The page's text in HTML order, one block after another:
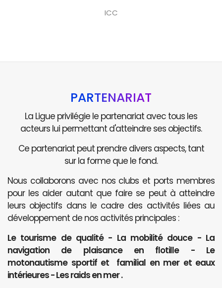
ICC
PARTENARIAT
La Ligue privilégie le partenariat avec tous les
acteurs lui permettant d'atteindre ses objectifs.
Ce partenariat peut prendre divers aspects, tant
sur la forme que le fond.
Nous collaborons avec nos clubs et ports membres
pour les aider autant que faire se peut à atteindre
leurs objectifs dans le cadre des activités liées au
développement de nos activités principales :
Le tourisme de qualité - La mobilité douce - La
navigation de plaisance en flotille - Le
motonautisme sportif et familial en mer et eaux
intérieures - Les raids en mer .